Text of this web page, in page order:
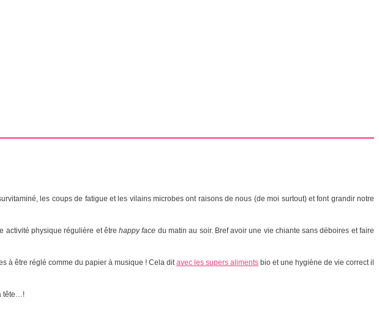
les coups de fatigue et les vilains microbes ont raisons de nous (de moi surtout) et font grandir notre
activité physique régulière et êtrehappy face du matin au soir. Bref avoir une vie chiante sans déboires et faire
à être réglé comme du papier à musique ! Cela dit avec les supers aliments bio et une hygiène de vie correct il
tête…!